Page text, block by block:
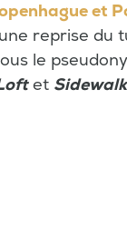
et
reprise du
le
et